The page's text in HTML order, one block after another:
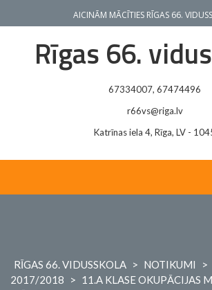
AICINĀM MĀCĪTIES RĪGAS 66.
Rīgas 66.
67334007, 67474496
r66vs@riga.lv
Katrīnas iela 4, Rīga, LV -
RĪGAS 66. VIDUSSKOLA > NOTIKUMI >
2017/2018
> 11.A KLASE OKUPĀCIJAS